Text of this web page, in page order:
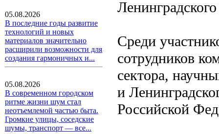
05.08.2026
В последние годы развитие
технологий и новых
материалов значительно
расширили возможности для
создания гармоничных и...
05.08.2026
В современном городском
ритме жизни шум стал
неотъемлемой частью быта.
Громкие улицы, соседские
шумы, транспорт — все...
Среди
сотрудников
сектора,
и
Российской